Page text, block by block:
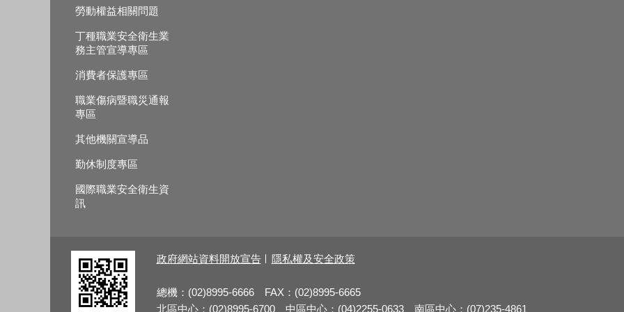
勞動權益相關問題
丁種職業安全衛生業
務主管宣導專區
消費者保護專區
職業傷病暨職災通報
專區
其他機關宣導品
勤休制度專區
國際職業安全衛生資
訊
政府網站資料開放宣告 隱私權及安全政策
總機：(02)8995-6666 FAX：(02)8995-6665
北區中心：(02)8995-6700 中區中心：(04)2255-0633 南區中心：(07)235-4861